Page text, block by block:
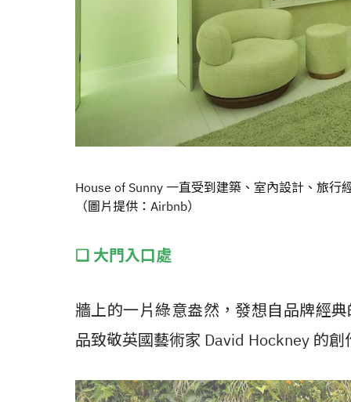
House of Sunny 一直受到建築、室內設計、旅
（圖片提供：Airbnb）
❑ 大門入口處
牆上的一片綠意盎然，發想自品牌經
品致敬英國藝術家 David Hockney 的